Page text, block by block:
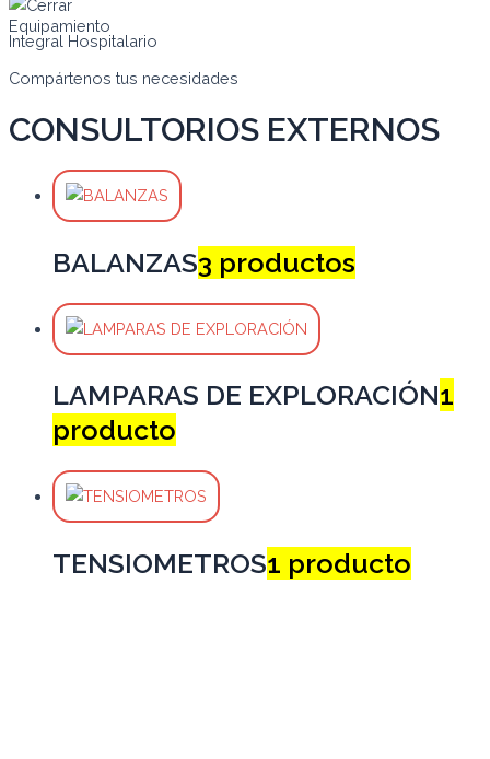
Equipamiento
Integral Hospitalario
Compártenos tus necesidades
CONSULTORIOS EXTERNOS
BALANZAS3 productos
LAMPARAS DE EXPLORACIÓN1
producto
TENSIOMETROS1 producto